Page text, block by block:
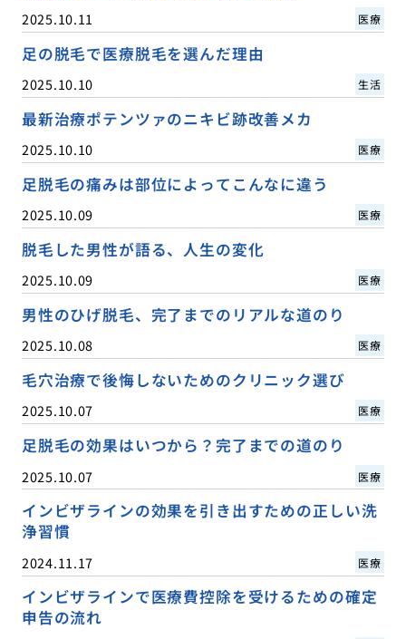
2025.10.11 医療
足の脱毛で医療脱毛を選んだ理由
2025.10.10 生活
最新治療ポテンツァのニキビ跡改善メカ
2025.10.10 医療
足脱毛の痛みは部位によってこんなに違う
2025.10.09 医療
脱毛した男性が語る、人生の変化
2025.10.09 医療
男性のひげ脱毛、完了までのリアルな道のり
2025.10.08 医療
毛穴治療で後悔しないためのクリニック選び
2025.10.07 医療
足脱毛の効果はいつから？完了までの道のり
2025.10.07 医療
インビザラインの効果を引き出すための正しい洗
浄習慣
2024.11.17 医療
インビザラインで医療費控除を受けるための確定
申告の流れ